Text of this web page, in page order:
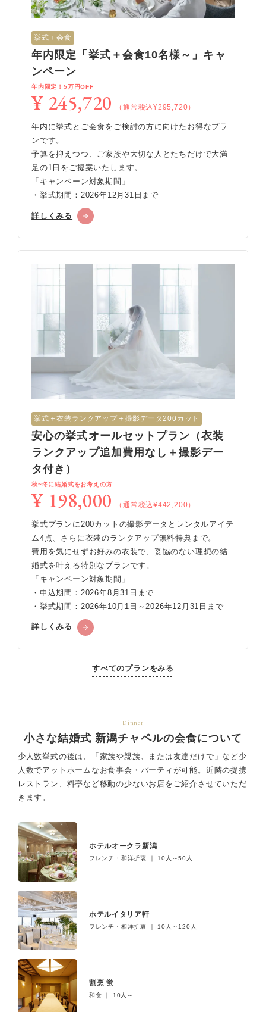
挙式＋会食
年内限定「挙式＋会食10名様～」キャ
ンペーン
年内限定！5万円OFF
¥ 245,720 （通常税込¥295,720）
年内に挙式とご会食をご検討の方に向けたお得なプラ
ンです。
予算を抑えつつ、ご家族や大切な人とたちだけで大満
足の1日をご提案いたします。
「キャンペーン対象期間」
・挙式期間：2026年12月31日まで
詳しくみる
挙式︎＋衣装ランクアップ＋撮影データ200カット
安心の挙式オールセットプラン（衣装
ランクアップ追加費用なし＋撮影デー
タ付き）
秋~冬に結婚式をお考えの方
¥ 198,000 （通常税込¥442,200）
挙式プランに200カットの撮影データとレンタルアイテ
ム4点、さらに衣装のランクアップ無料特典まで。
費用を気にせずお好みの衣装で、妥協のない理想の結
婚式を叶える特別なプランです。
「キャンペーン対象期間」
・申込期間：2026年8月31日まで
・挙式期間：2026年10月1日～2026年12月31日まで
詳しくみる
すべてのプランをみる
Dinner
小さな結婚式 新潟チャペルの会食について
少人数挙式の後は、「家族や親族、または友達だけで」など少
人数でアットホームなお食事会・パーティが可能。 近隣の提携
レストラン、料亭など移動の少ないお店をご紹介させていただ
きます。
ホテルオークラ新潟
フレンチ・和洋折衷 ｜ 10人～50人
ホテルイタリア軒
フレンチ・和洋折衷 ｜ 10人～120人
割烹 蛍
和食 ｜ 10人～